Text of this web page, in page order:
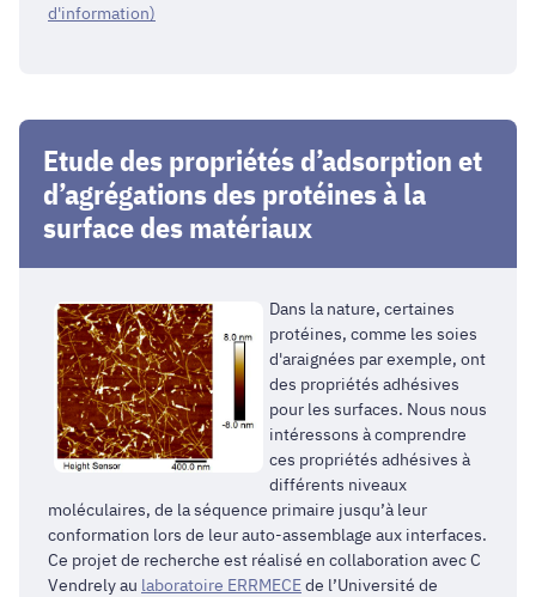
d'information)
Etude des propriétés d’adsorption et
d’agrégations des protéines à la
surface des matériaux
Dans la nature, certaines
protéines, comme les soies
d'araignées par exemple, ont
des propriétés adhésives
pour les surfaces. Nous nous
intéressons à comprendre
ces propriétés adhésives à
différents niveaux
moléculaires, de la séquence primaire jusqu’à leur
conformation lors de leur auto-assemblage aux interfaces.
Ce projet de recherche est réalisé en collaboration avec C
Vendrely au laboratoire ERRMECEde l’Université de